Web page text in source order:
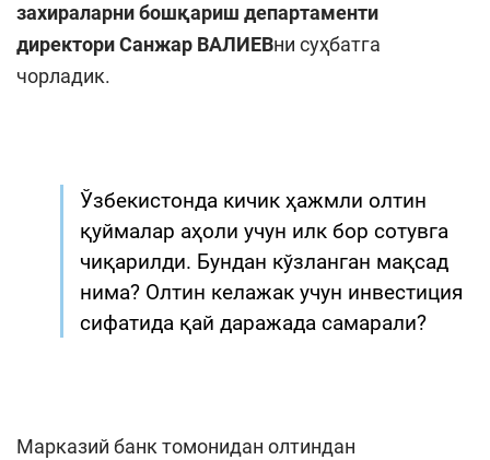
захираларни бошқариш департаменти
директори Санжар ВАЛИЕВни суҳбатга
чорладик.
Ўзбекистонда кичик ҳажмли олтин
қуймалар аҳоли учун илк бор сотувга
чиқарилди. Бундан кўзланган мақсад
нима? Олтин келажак учун инвестиция
сифатида қай даражада самарали?
Марказий банк томонидан олтиндан